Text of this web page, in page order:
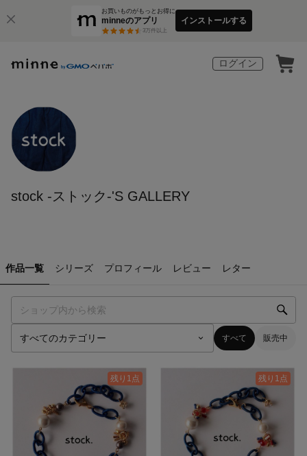
お買いものがもっとお得に
minneのアプリ
3万件以上
インストールする
ログイン
stock -ストック-'S GALLERY
作品一覧 シリーズ プロフィール レビュー レター
すべて 販売中
残り1点 残り1点